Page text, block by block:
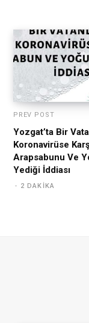
PREV POST
Yozgat’ta Bir
Koronavirüse
Arapsabunu Ve
Yediği İddiası
2 DAKIKA